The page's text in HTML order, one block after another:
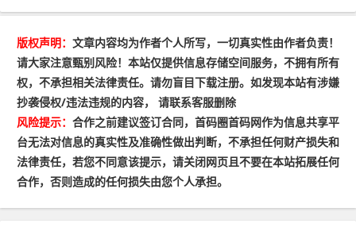
版权声明： 文章内容均为作者个人所写，一切真实性由作者负责！
请大家注意甄别风险！本站仅提供信息存储空间服务，不拥有所有
权，不承担相关法律责任。请勿盲目下载注册。如发现本站有涉嫌
抄袭侵权/违法违规的内容， 请联系客服删除
风险提示： 合作之前建议签订合同，首码圈首码网作为信息共享平
台无法对信息的真实性及准确性做出判断，不承担任何财产损失和
法律责任，若您不同意该提示，请关闭网页且不要在本站拓展任何
合作，否则造成的任何损失由您个人承担。